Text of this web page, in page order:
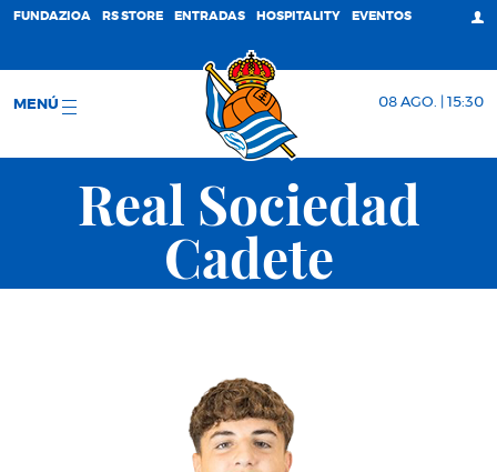
FUNDAZIOA RS STORE ENTRADAS HOSPITALITY EVENTOS
MENÚ 08 AGO. | 15:30
Real Sociedad
Cadete